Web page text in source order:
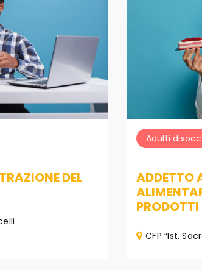
DEL
Adulti
ADDETTO
CFP “Ist.